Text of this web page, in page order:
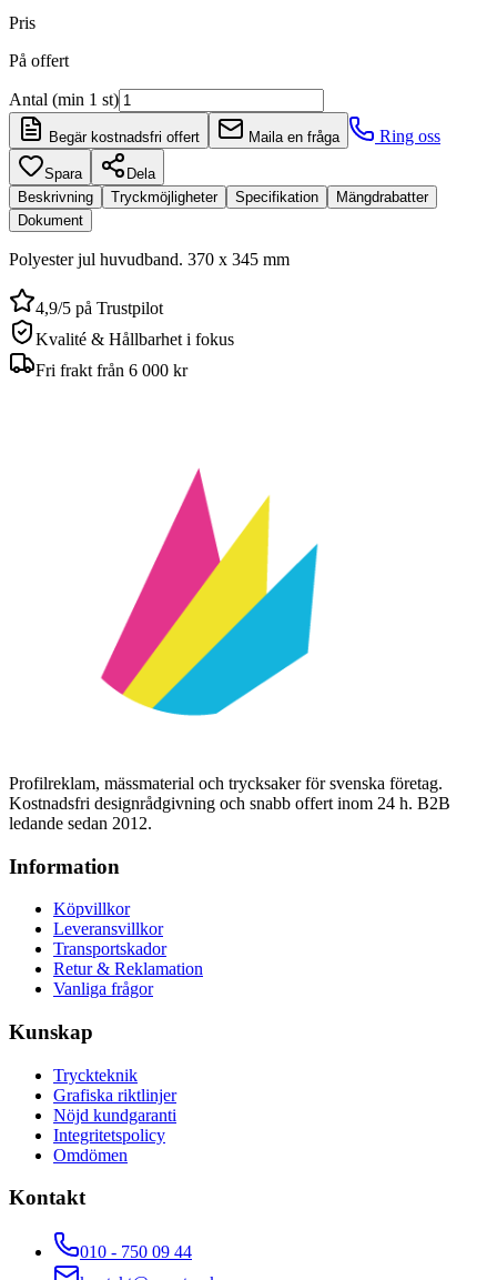
Pris
På offert
Antal (min 1 st)
Begär kostnadsfri offert Maila en fråga Ring oss
Spara
Dela
Beskrivning
Tryckmöjligheter Specifikation
Mängdrabatter
Dokument
Polyester jul huvudband. 370 x 345 mm
4,9/5 på Trustpilot
Kvalité & Hållbarhet i fokus
Fri frakt från 6 000 kr
Profilreklam, mässmaterial och trycksaker för svenska företag.
Kostnadsfri designrådgivning och snabb offert inom 24 h. B2B
ledande sedan 2012.
Information
Köpvillkor
Leveransvillkor
Transportskador
Retur & Reklamation
Vanliga frågor
Kunskap
Tryckteknik
Grafiska riktlinjer
Nöjd kundgaranti
Integritetspolicy
Omdömen
Kontakt
010 - 750 09 44